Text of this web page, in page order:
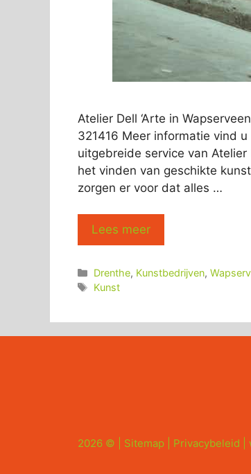
Atelier Dell ‘Arte in
321416 Meer informatie vind
uitgebreide service van Atelier
het vinden van geschikte
zorgen er voor dat alles …
Lees meer
Categorieën
Drenthe, Kunstbedrijven,
Tags
Kunst
2026 © | Sitemap Privacybeleid